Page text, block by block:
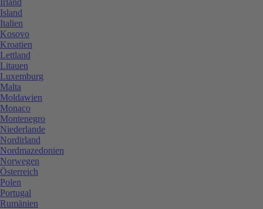
Island
Italien
Kosovo
Kroatien
Lettland
Litauen
Luxemburg
Malta
Moldawien
Monaco
Montenegro
Niederlande
Nordirland
Nordmazedonien
Norwegen
Österreich
Polen
Portugal
Rumänien